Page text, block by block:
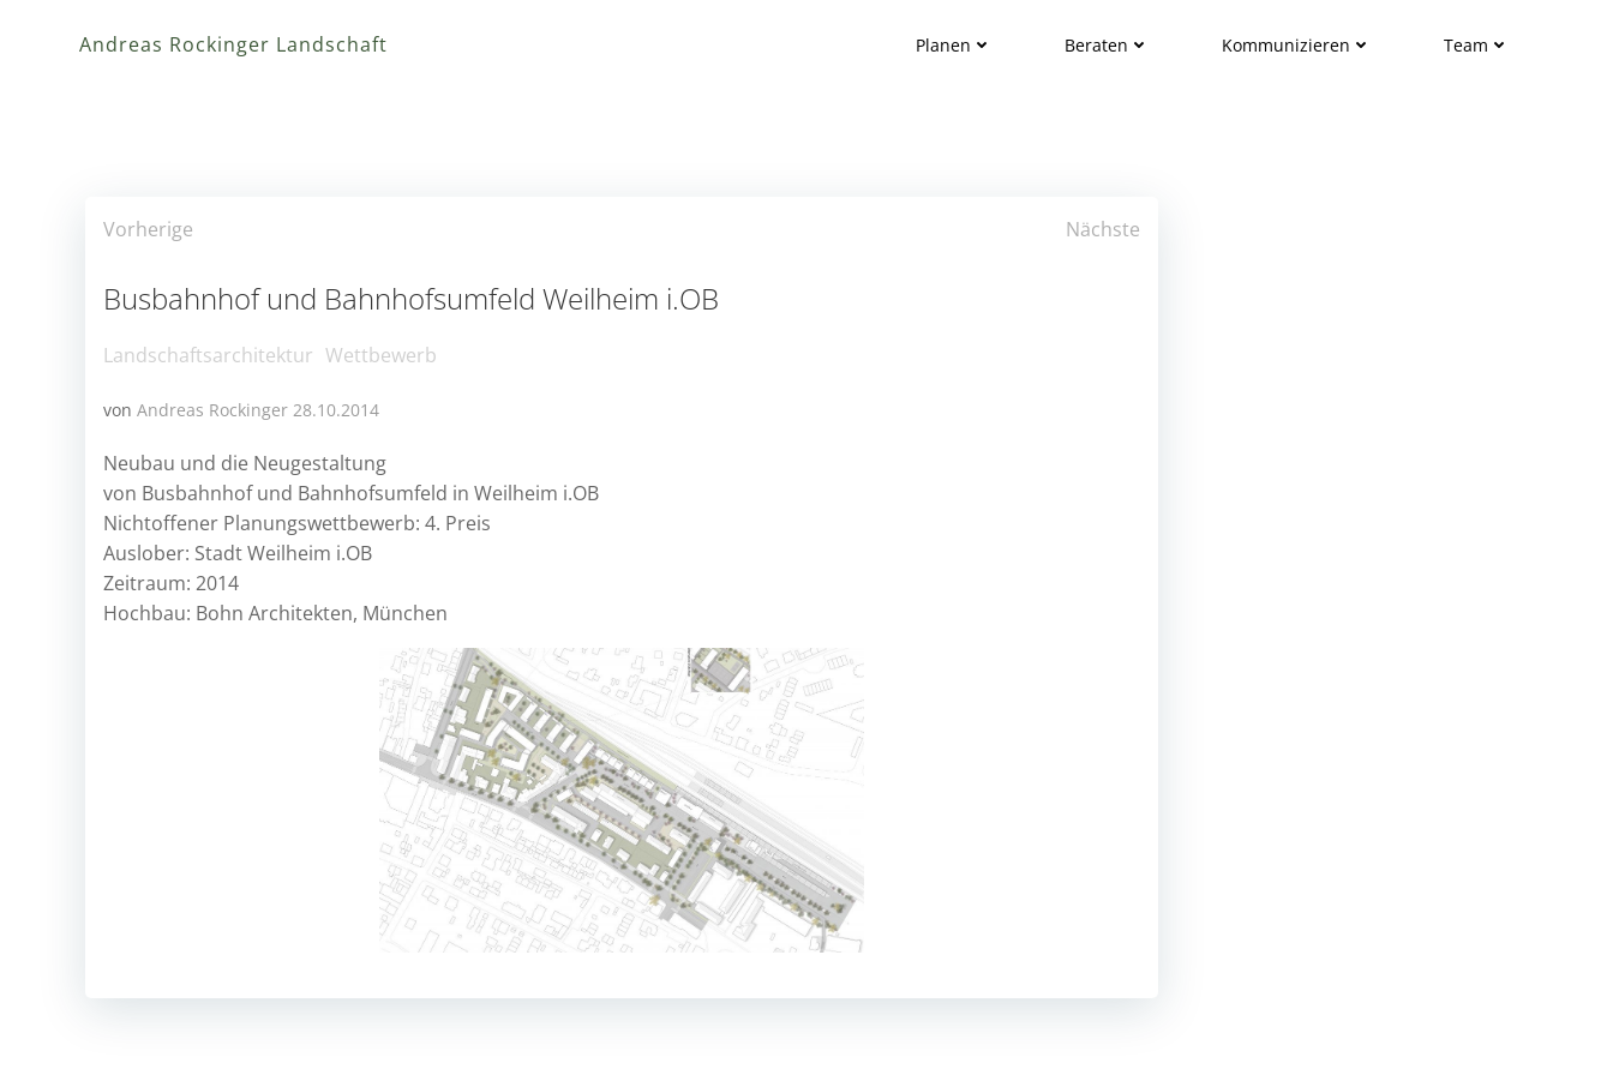
Andreas Rockinger Landschaft Planen Beraten Kommunizieren Team
Post
navigation
Vorherige
navigation
Nächste
Busbahnhof und Bahnhofsumfeld Weilheim i.OB
Landschaftsarchitektur Wettbewerb
von Andreas Rockinger 28.10.2014
Neubau und die Neugestaltung
von Busbahnhof und Bahnhofsumfeld in Weilheim i.OB
Nichtoffener Planungswettbewerb: 4. Preis
Auslober: Stadt Weilheim i.OB
Zeitraum: 2014
Hochbau: Bohn Architekten, München